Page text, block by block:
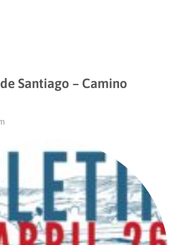
Santiago – Camino